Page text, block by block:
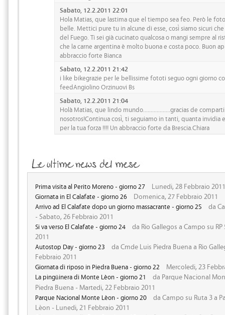
Sabato, 12.2.2011 22:01
Hola Matias, que lastima que el tiempo sea feo. Però le
belle. Mettici pure tu in alcune di esse, così siamo sicuri che
del Fuego. Ti sei già cucinato qualcosa o mangi sempre al
che la carne argentina è molto buona e costa poco. Buon
abbraccio forte Bianca
Sabato, 12.2.2011 21:42
i like bikegrazie per le bellissime fototi seguo ogni giorno
feedAngiolino Orzinuovi Bs
Sabato, 12.2.2011 21:04
Holà Matias, que lindo mundo..................gracias de
nosotros!Continua così, ti seguiamo in tanti, quanta invidia
per la tua forza !!!! Un abbraccio forte da Brescia.Chiara
Prima visita al Perito Moreno - giorno 27 Lunedi, 28 Febbraio 2011
Giornata in El Calafate - giorno 26 Domenica, 27 Febbraio 2011
Arrivo ad El Calafate dopo un giorno massacrante - giorno 25
da
- Sabato, 26 Febbraio 2011
Si va verso El Calafate - giorno 24
da Rio Gallegos a Campo su
2011
Autostop Day - giorno 23
da Cmde Luis Piedra Buena a Rio
Febbraio 2011
Giornata di riposo in Piedra Buena - giorno 22 Mercoledi, 23
La pingüinera di Monte Lèon - giorno 21
da Parque Nacional
Piedra Buena - Martedi, 22 Febbraio 2011
Parque Nacional Monte Lèon - giorno 20
da Campo su Ruta 3 a
Lèon - Lunedi, 21 Febbraio 2011